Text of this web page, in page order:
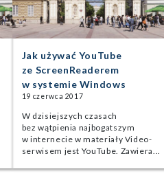
Jak używać YouTube
ze ScreenReaderem
w systemie Windows
19 czerwca 2017
W dzisiejszych czasach
bez wątpienia najbogatszym
w internecie w materiały Video-
serwisem jest YouTube. Zawiera...